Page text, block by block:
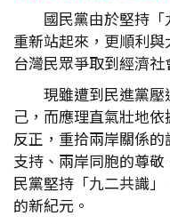
國民黨由於堅持
重新站起來，更順利
台灣民眾爭取到經濟
現雖遭到民進黨
己，而應理直氣壯地
反正，重拾兩岸關係
支持、兩岸同胞的尊
民黨堅持「九二共識
的新紀元。